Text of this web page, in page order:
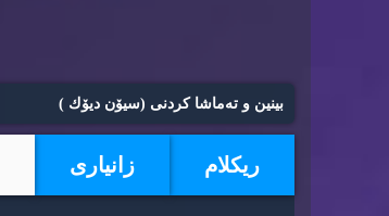
بینین و ته‌ماشا كردنی (سیۆن دیۆك )
ریكلام زانیاری